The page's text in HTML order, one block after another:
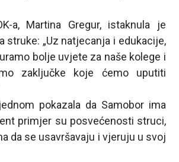
a, Martina Gregur, istaknula je
„Uz natjecanja i edukacije,
bolje uvjete za naše kolege i
zaključke koje ćemo uputiti
pokazala da Samobor ima
primjer su posvećenosti struci,
da se usavršavaju i vjeruju u svoj